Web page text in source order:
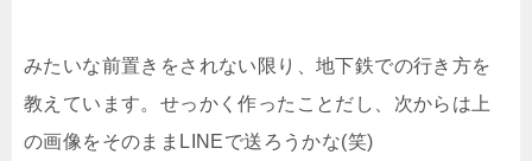
みたいな前置きをされない限り、地下鉄での行き方を
教えています。せっかく作ったことだし、次からは上
の画像をそのままLINEで送ろうかな(笑)